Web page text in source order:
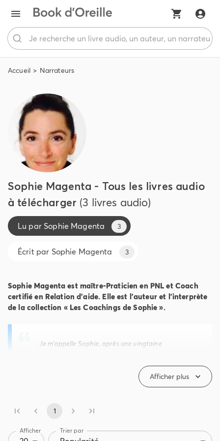
Accueil Narrateurs
Sophie Magenta - Tous les livres audio
à télécharger (3 livres audio)
Lu par Sophie Magenta 3
Écrit par Sophie Magenta 3
Sophie Magenta est maître-Praticien en PNL et Coach
certifié en Relation d'aide. Elle est l'auteur et l'interprète
de la collection « Les Coachings de Sophie ».
Je m’appelle Sophie, après une vingtaine
diriger, je suis aujourd’hui Coach certifiée dans la
relation d’aide et Maître Praticien en PNL, au plus
proche de ma passion : l’Humain.
années, sur Lyon et partout en France en vidéo
dans le cadre de leur vie personnelle ou
Afficher plus
1
Afficher Trier par